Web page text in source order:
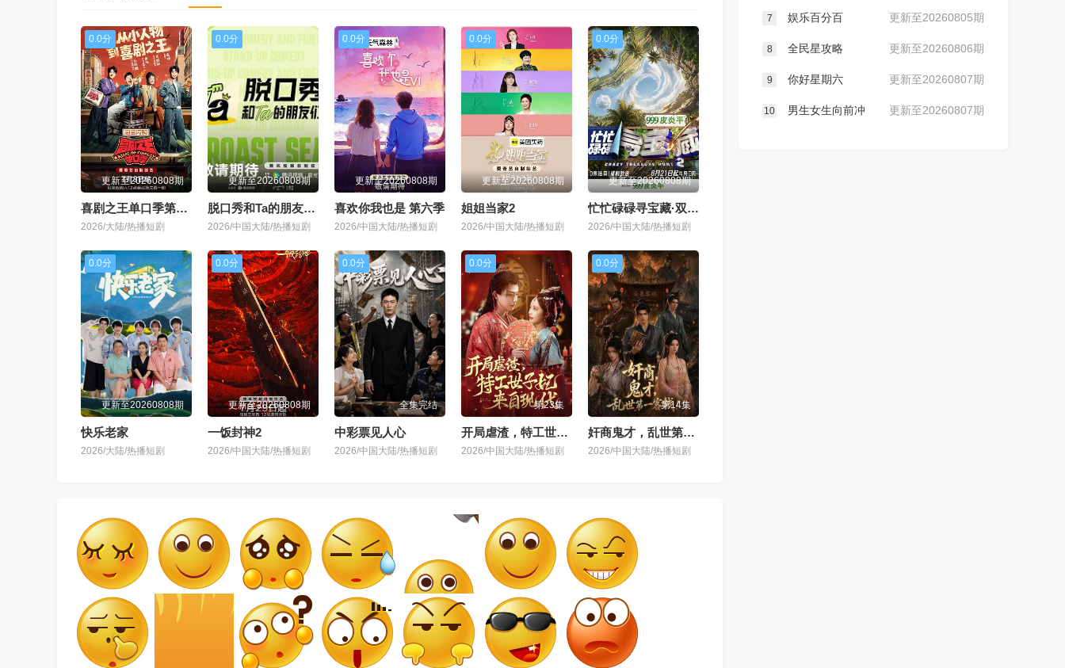
0.0分
更新至20260808期
喜剧之王单口季第三季
2026/大陆/热播短剧
0.0分
更新至20260808期
脱口秀和Ta的朋友们 第三季
2026/中国大陆/热播短剧
0.0分
更新至20260808期
喜欢你我也是 第六季
2026/中国大陆/热播短剧
0.0分
更新至20260808期
姐姐当家2
2026/中国大陆/热播短剧
0.0分
更新至20260808期
忙忙碌碌寻宝藏·双人成行季
2026/中国大陆/热播短剧
0.0分
更新至20260808期
快乐老家
2026/大陆/热播短剧
0.0分
更新至20260808期
一饭封神2
2026/中国大陆/热播短剧
0.0分
全集完结
中彩票见人心
2026/中国大陆/热播短剧
0.0分
第23集
开局虐渣，特工世子妃来自现代
2026/中国大陆/热播短剧
0.0分
第14集
奸商鬼才，乱世第一客栈!
2026/中国大陆/热播短剧
更新至20260805期
7 娱乐百分百
更新至20260806期
8 全民星攻略
更新至20260807期
9 你好星期六
更新至20260807期
10 男生女生向前冲